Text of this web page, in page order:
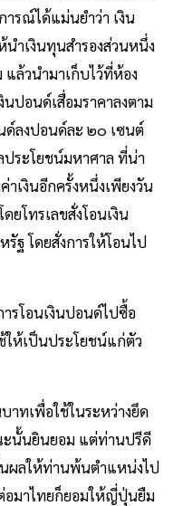
ารณ์ได้แม่นยําว่า เงิน
นําเงินทุนสํารองส่วนหนึ่ง
ล้วนํามาเก็บไว้ที่ห้อง
นปอนด์เสื่อมราคาลงตาม
ด์ลงปอนด์ละ ๒๐ เซนต์
ประโยชน์มหาศาล ที่น่า
เงินอีกครั้งหนึ่งเพียงวัน
ยโทรเลขสั่งโอนเงิน
ฐ โดยสั่งการให้โอนไป
รโอนเงินปอนด์ไปซื้อ
ให้เป็นประโยชน์แก่ตัว
าทเพื่อใช้ในระหว่างยึด
ะนั้นยินยอม แต่ท่านปรีดี
ผลให้ท่านพ้นตําแหน่งไป
อมาไทยก็ยอมให้ญี่ปุ่นยืม